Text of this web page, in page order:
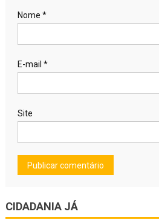
Nome *
E-mail *
Site
CIDADANIA JÁ